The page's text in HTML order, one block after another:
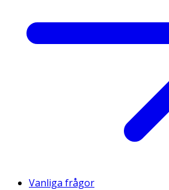
Vanliga frågor